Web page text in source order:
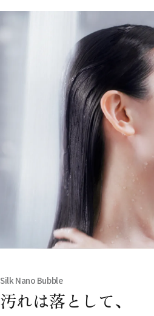
Silk Nano Bubble
汚れは落として、